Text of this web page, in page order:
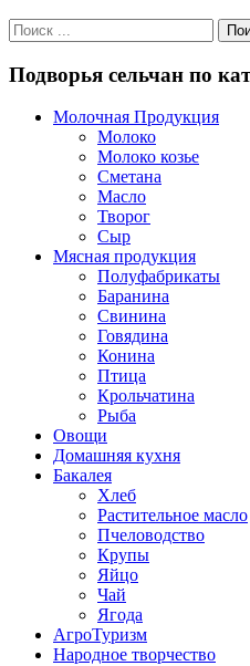
Подворья сельчан по
Молочная Продукция
Молоко
Молоко козье
Сметана
Масло
Творог
Сыр
Мясная продукция
Полуфабрикаты
Баранина
Свинина
Говядина
Конина
Птица
Крольчатина
Рыба
Овощи
Домашняя кухня
Бакалея
Хлеб
Растительное масло
Пчеловодство
Крупы
Яйцо
Чай
Ягода
АгроТуризм
Народное творчество